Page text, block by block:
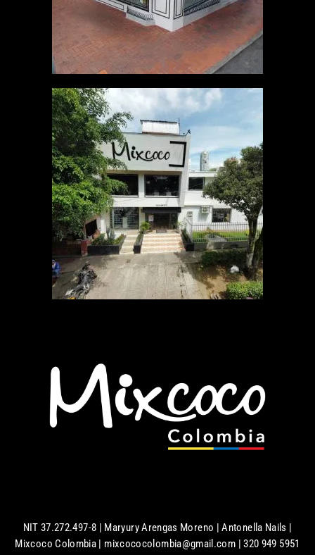
NIT 37.272.497-8 | Maryury Arengas Moreno | Antonella Nails |
Mixcoco Colombia | mixcococolombia@gmail.com | 320 949 5951